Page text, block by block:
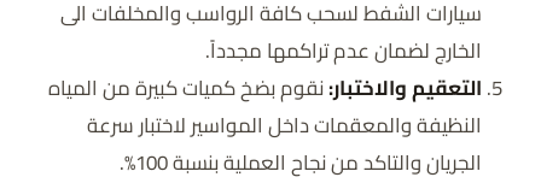
سيارات الشفط لسحب كافة الرواسب والمخلفات الى
الخارج لضمان عدم تراكمها مجدداً.
التعقيم والاختبار:نقوم بضخ كميات كبيرة من المياه
النظيفة والمعقمات داخل المواسير لاختبار سرعة
الجريان والتاكد من نجاح العملية بنسبة 100%.